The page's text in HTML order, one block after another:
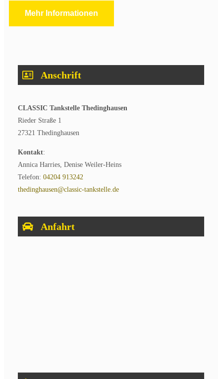
Mehr Informationen
Anschrift
CLASSIC Tankstelle Thedinghausen
Rieder Straße 1
27321 Thedinghausen
Kontakt:
Annica Harries, Denise Weiler-Heins
Telefon: 04204 913242
thedinghausen@classic-tankstelle.de
Anfahrt